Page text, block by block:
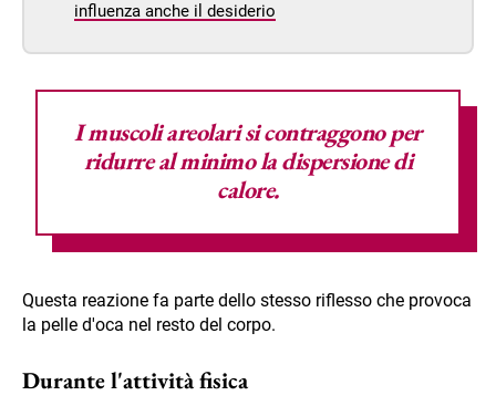
influenza anche il desiderio
I muscoli areolari si contraggono per
ridurre al minimo la dispersione di
calore.
Questa reazione fa parte dello stesso riflesso che provoca
la pelle d'oca nel resto del corpo.
Durante l'attività fisica